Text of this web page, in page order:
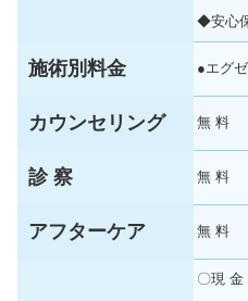
◆安心
施術別料金 ●エグ
カウンセリング 無 料
診 察 無 料
アフターケア 無 料
〇現 金